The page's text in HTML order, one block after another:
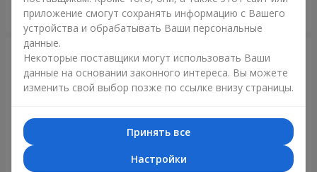
Заказать Заказать
приложение смогут сохранять информацию с Вашего
устройства и обрабатывать Ваши персональные
данные.
Некоторые поставщики могут использовать Ваши
данные на основании законного интереса. Вы можете
изменить свой выбор позже по ссылке внизу страницы.
Принять все
Настройки